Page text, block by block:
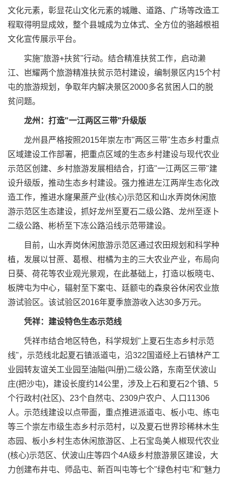
文化元素，彰显花山文化元素的城雕、道路、广场等改造工
程取得明显成效，整个县城成为立体式、全方位的骆越根祖
文化宣传展示平台。
实施"旅游+扶贫"行动。结合精准扶贫工作，启动濑
江、岜耀两个旅游精准扶贫示范村建设，编制景区内15个村
屯的旅游规划，争取年内解决景区2000多名贫困人口的脱
贫问题。
龙州：打造"一江两区三带"升级版
龙州县严格按照2015年崇左市"两区三带"生态乡村重点
区域建设工作部署，把重点区域的生态乡村建设与现代农业
示范区创建、乡村旅游发展相结合，打造"一江两区三带"建
设升级版，推动生态乡村建设。强力推进左江两岸生态化改
造工作，推进水窿果蔗产业(核心)示范区和山水弄岗休闲旅
游示范区生态建设，抓好龙州至夏石二级公路、龙州至逐卜
二级公路、彬桥至下冻公路沿线示范带建设。
目前，山水弄岗休闲旅游示范区通过农田规划和科学种
植，发展以甘蔗、葛根、柑橘为主的三大农业产业，布局向
日葵、荷花等农业观光景观，在此基础上，打造以板晓屯、
板牌屯为中心，辐射至下案屯、廷额屯的森泉谷休闲农业旅
游试验区。该试验区2016年夏季旅游收入达30多万元。
凭祥：建设特色生态示范线
凭祥市结合地区特色，科学规划"上夏石生态乡村示范
线"，示范线北起夏石镇派道屯，沿322国道经上石镇林产工
业园转友谊关工业园至油隘(叫册)二级公路，东南至伏波山
庄(把沙屯)，建设长度约14公里，涉及上石和夏石2个镇、5
个行政村(社区)、23个自然屯、2309户农户、人口11306
人。示范线建设以点带面，重点推进派道屯、板小屯、练屯
等三个崇左市级生态乡村示范村，以及夏石世界珍稀林木生
态园、板小乡村生态休闲旅游区、上石宝岛美人椒现代农业
(核心)示范区、伏波山庄等四个4A级乡村旅游景区建设，大
力创建布井屯、师品屯、新百叫屯等七个"绿色村屯"和"魅力